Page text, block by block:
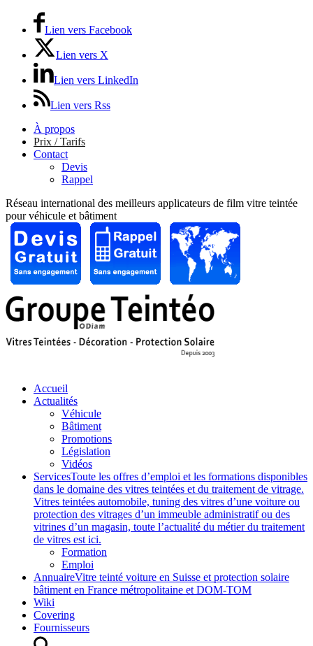
Lien vers Facebook
Lien vers X
Lien vers LinkedIn
Lien vers Rss
À propos
Prix / Tarifs
Contact
Devis
Rappel
Réseau international des meilleurs applicateurs de film vitre teintée
pour véhicule et bâtiment
Accueil
Actualités
Véhicule
Bâtiment
Promotions
Législation
Vidéos
ServicesToute les offres d’emploi et les formations disponibles
dans le domaine des vitres teintées et du traitement de vitrage.
Vitres teintées automobile, tuning des vitres d’une voiture ou
protection des vitrages d’un immeuble administratif ou des
vitrines d’un magasin, toute l’actualité du métier du traitement
de vitres est ici.
Formation
Emploi
AnnuaireVitre teinté voiture en Suisse et protection solaire
bâtiment en France métropolitaine et DOM-TOM
Wiki
Covering
Fournisseurs